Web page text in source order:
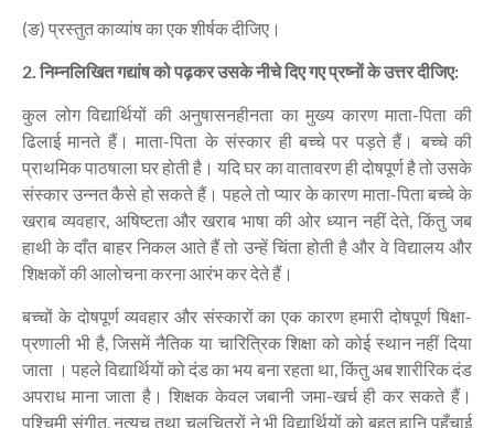
(ङ) प्रस्तुत काव्यांष का एक शीर्षक दीजिए।
2. निम्नलिखित गद्यांष को पढ़कर उसके नीचे दिए गए प्रष्नों के उत्तर दीजिए:
कुल लोग विद्यार्थियों की अनुषासनहीनता का मुख्य कारण माता-पिता की
ढिलाई मानते हैं। माता-पिता के संस्कार ही बच्चे पर पड़ते हैं। बच्चे की
प्राथमिक पाठषाला घर होती है। यदि घर का वातावरण ही दोषपूर्ण है तो उसके
संस्कार उन्नत कैसे हो सकते हैं। पहले तो प्यार के कारण माता-पिता बच्चे के
खराब व्यवहार, अषिष्टता और खराब भाषा की ओर ध्यान नहीं देते, किंतु जब
हाथी के दाँत बाहर निकल आते हैं तो उन्हें चिंता होती है और वे विद्यालय और
शिक्षकों की आलोचना करना आरंभ कर देते हैं।
बच्चों के दोषपूर्ण व्यवहार और संस्कारों का एक कारण हमारी दोषपूर्ण षिक्षा-
प्रणाली भी है, जिसमें नैतिक या चारित्रिक शिक्षा को कोई स्थान नहीं दिया
जाता । पहले विद्यार्थियों को दंड का भय बना रहता था, किंतु अब शारीरिक दंड
अपराध माना जाता है। शिक्षक केवल जबानी जमा-खर्च ही कर सकते हैं।
पश्चिमी संगीत, नृत्यच तथा चलचित्रों ने भी विद्यार्थियों को बहुत हानि पहुँचाई